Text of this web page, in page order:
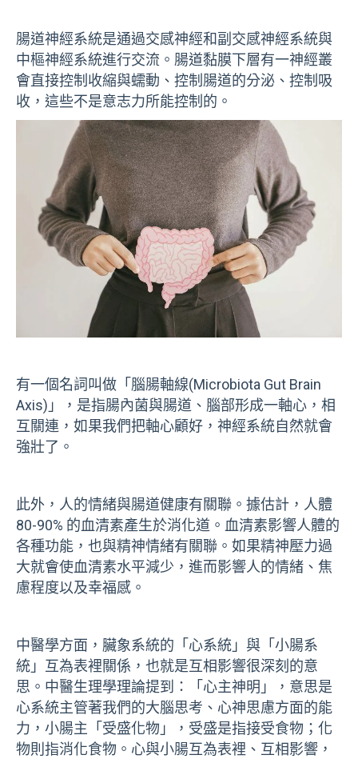
腸道神經系統是通過交感神經和副交感神經系統與
中樞神經系統進行交流。腸道黏膜下層有一神經叢
會直接控制收縮與蠕動、控制腸道的分泌、控制吸
收，這些不是意志力所能控制的。
有一個名詞叫做「腦腸軸線(Microbiota Gut Brain
Axis)」，是指腸內菌與腸道、腦部形成一軸心，相
互關連，如果我們把軸心顧好，神經系統自然就會
強壯了。
此外，人的情緒與腸道健康有關聯。據估計，人體
80-90% 的血清素產生於消化道。血清素影響人體的
各種功能，也與精神情緒有關聯。如果精神壓力過
大就會使血清素水平減少，進而影響人的情緒、焦
慮程度以及幸福感。
中醫學方面，臟象系統的「心系統」與「小腸系
統」互為表裡關係，也就是互相影響很深刻的意
思。中醫生理學理論提到：「心主神明」，意思是
心系統主管著我們的大腦思考、心神思慮方面的能
力，小腸主「受盛化物」，受盛是指接受食物；化
物則指消化食物。心與小腸互為表裡、互相影響，